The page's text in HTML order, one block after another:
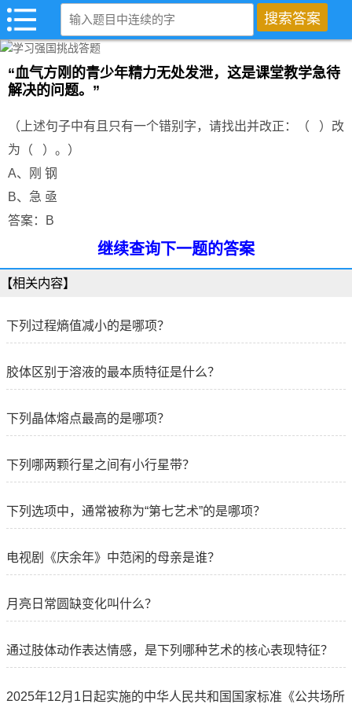
“血气方刚的青少年精力无处发泄，这是课堂教学急待
解决的问题。”
（上述句子中有且只有一个错别字，请找出并改正：（ ）改
为（ ）。）
A、刚 钢
B、急 亟
答案：B
继续查询下一题的答案
【相关内容】
下列过程熵值减小的是哪项？
胶体区别于溶液的最本质特征是什么？
下列晶体熔点最高的是哪项？
下列哪两颗行星之间有小行星带？
下列选项中，通常被称为“第七艺术”的是哪项？
电视剧《庆余年》中范闲的母亲是谁？
月亮日常圆缺变化叫什么？
通过肢体动作表达情感，是下列哪种艺术的核心表现特征？
2025年12月1日起实施的中华人民共和国国家标准《公共场所